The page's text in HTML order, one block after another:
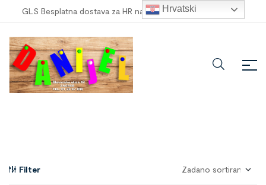
GLS Besplatna dostava za HR narudžbe veće od 100,00 €
Filter
Hrvatski